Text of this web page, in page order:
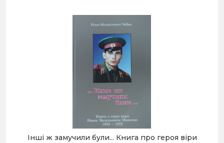
Інші ж замучили були... Книга про героя віри